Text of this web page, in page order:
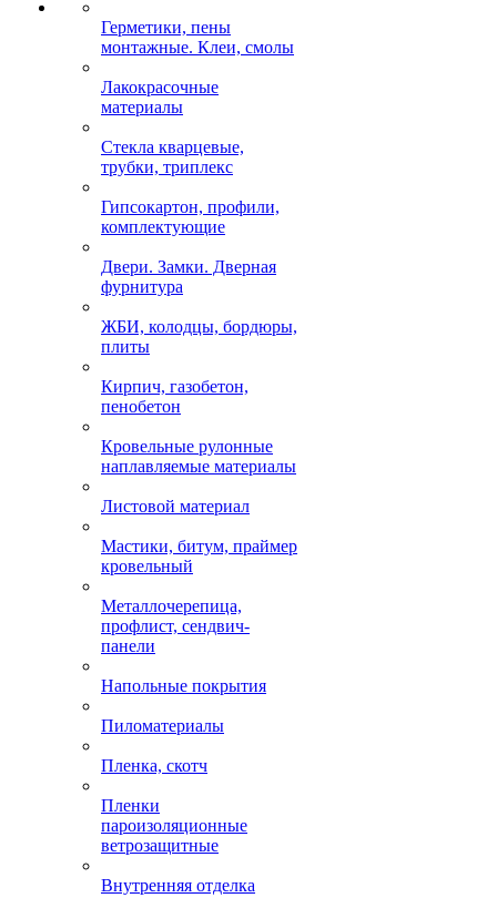
Герметики, пены
монтажные. Клеи, смолы
Лакокрасочные
материалы
Стекла кварцевые,
трубки, триплекс
Гипсокартон, профили,
комплектующие
Двери. Замки. Дверная
фурнитура
ЖБИ, колодцы, бордюры,
плиты
Кирпич, газобетон,
пенобетон
Кровельные рулонные
наплавляемые материалы
Листовой материал
Мастики, битум, праймер
кровельный
Металлочерепица,
профлист, сендвич-
панели
Напольные покрытия
Пиломатериалы
Пленка, скотч
Пленки
пароизоляционные
ветрозащитные
Внутренняя отделка